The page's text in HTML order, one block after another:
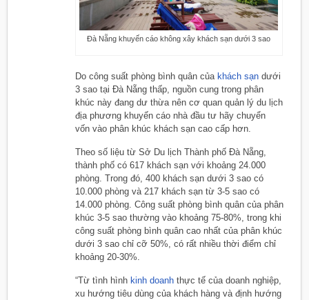
Đà Nẵng khuyến cáo không xây khách sạn dưới 3 sao
Do công suất phòng bình quân của khách sạn dưới
3 sao tại Đà Nẵng thấp, nguồn cung trong phân
khúc này đang dư thừa nên cơ quan quản lý du lịch
địa phương khuyến cáo nhà đầu tư hãy chuyển
vốn vào phân khúc khách sạn cao cấp hơn.
Theo số liệu từ Sở Du lịch Thành phố Đà Nẵng,
thành phố có 617 khách sạn với khoảng 24.000
phòng. Trong đó, 400 khách sạn dưới 3 sao có
10.000 phòng và 217 khách sạn từ 3-5 sao có
14.000 phòng. Công suất phòng bình quân của phân
khúc 3-5 sao thường vào khoảng 75-80%, trong khi
công suất phòng bình quân cao nhất của phân khúc
dưới 3 sao chỉ cỡ 50%, có rất nhiều thời điểm chỉ
khoảng 20-30%.
“Từ tình hình kinh doanh thực tế của doanh nghiệp,
xu hướng tiêu dùng của khách hàng và định hướng